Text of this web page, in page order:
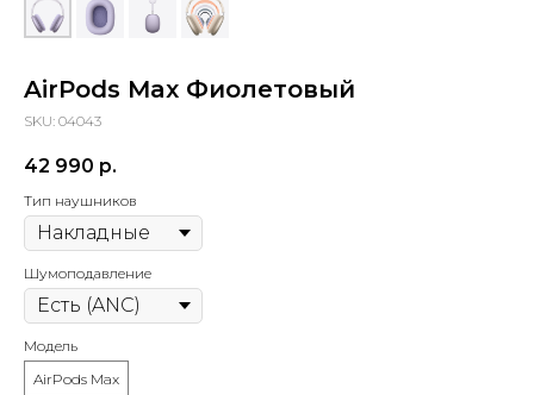
AirPods Max Фиолетовый
SKU: 04043
42 990 р.
Тип наушников
Шумоподавление
Модель
AirPods Max